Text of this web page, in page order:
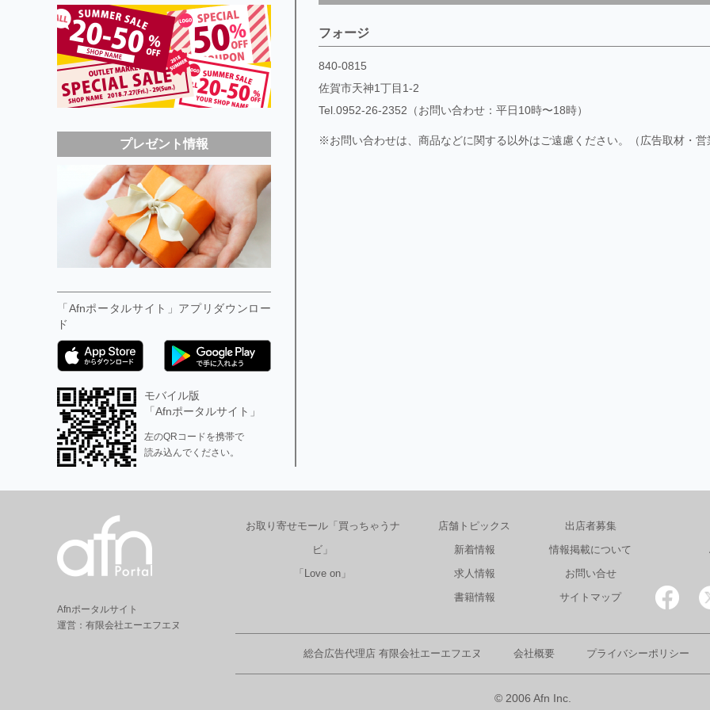
プレゼント情報
「Afnポータルサイト」アプリダウンロー
ド
モバイル版
「Afnポータルサイト」
左のQRコードを携帯で
読み込んでください。
フォージ
840-0815
佐賀市天神1丁目1-2
Tel.0952-26-2352（お問い合わせ：平日10時〜18時）
※お問い合わせは、商品などに関する以外はご遠慮ください。（広告取材・営
Afnポータルサイト
運営：有限会社エーエフエヌ
お取り寄せモール「買っちゃうナ
ビ」
「Love on」
店舗トピックス
新着情報
求人情報
書籍情報
出店者募集
情報掲載について
お問い合せ
サイトマップ
総合広告代理店 有限会社エーエフエヌ 会社概要 プライバシーポリシー
© 2006 Afn Inc.